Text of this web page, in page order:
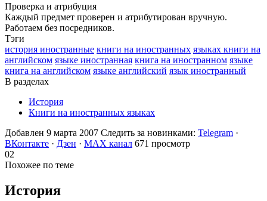
Проверка и атрибуция
Каждый предмет проверен и атрибутирован вручную.
Работаем без посредников.
Тэги
история иностранные книги на иностранных языках книги на
английском языке иностранная книга на иностранном языке
книга на английском языке английский язык иностранный
В разделах
История
Книги на иностранных языках
Добавлен 9 марта 2007 Следить за новинками: Telegram ·
ВКонтакте · Дзен · MAX канал 671 просмотр
02
Похожее по теме
История